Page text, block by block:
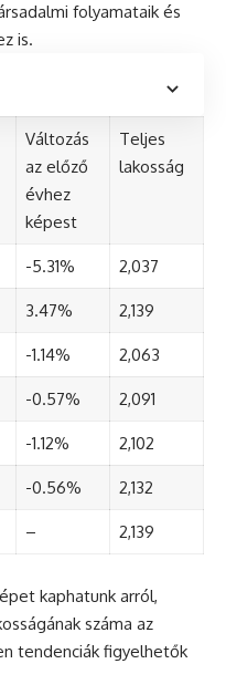
folyamataik és
is.
Változás
az előző
évhez
képest
Teljes
lakosság
-5.31% 2,037
3.47% 2,139
-1.14% 2,063
-0.57% 2,091
-1.12% 2,102
-0.56% 2,132
– 2,139
kaphatunk arról,
száma az
tendenciák figyelhetők